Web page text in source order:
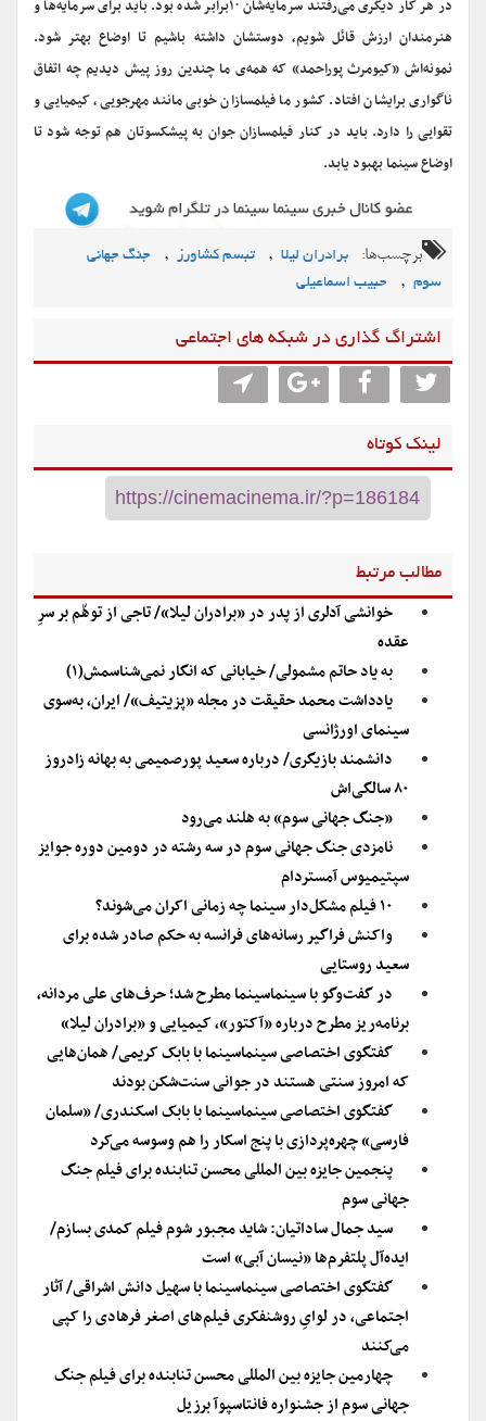
در هر کار دیگری می‌رفتند سرمایه‌شان ۱۰برابر شده بود. باید برای سرمایه‌ها و
هنرمندان ارزش قائل شویم، دوستشان داشته باشیم تا اوضاع بهتر شود.
نمونه‌اش «کیومرث پوراحمد» که همه‌ی ما چندین روز پیش دیدیم چه اتفاق
ناگواری برایشان افتاد. کشور ما فیلمسازان خوبی مانند مهرجویی، کیمیایی و
تقوایی را دارد. باید در کنار فیلمسازان جوان به پیشکسوتان هم توجه شود تا
اوضاع سینما بهبود یابد.
برچسب‌ها: برادران لیلا , تبسم کشاورز ,
جنگ جهانی
سوم , حبیب اسماعیلی
اشتراگ گذاری در شبکه های اجتماعی
لینک کوتاه
مطالب مرتبط
خوانشی آدلری از پدر در «برادران لیلا»/ تاجی از توهّم بر سرِ
عقده
به یاد حاتم مشمولی/ خیابانی که انگار نمی‌شناسمش(۱)
یادداشت محمد حقیقت در مجله «پزیتیف»/ ایران، به‌سوی
سینمای اورژانسی
دانشمند بازیگری/ درباره سعید پورصمیمی به بهانه زادروز
۸۰ سالگی‌اش
«جنگ جهانی سوم» به هلند می‌رود
نامزدی جنگ جهانی سوم در سه رشته در دومین دوره جوایز
سپتیمیوس آمستردام
۱۰ فیلم مشکل‌دار سینما چه زمانی اکران می‌شوند؟
واکنش فراگیر رسانه‌های فرانسه به حکم صادر شده برای
سعید روستایی
در گفت‌وگو با سینماسینما مطرح شد؛ حرف‌های علی مردانه،
برنامه‌ریز مطرح درباره «آکتور»، کیمیایی و «برادران لیلا»
گفتگوی اختصاصی سینماسینما با بابک کریمی/ همان‌هایی
که امروز سنتی هستند در جوانی سنت‌شکن بودند
گفتگوی اختصاصی سینماسینما با بابک اسکندری/ «سلمان
فارسی» چهره‌پردازی با پنج اسکار را هم وسوسه می‌کرد
پنجمین جایزه بین المللی محسن تنابنده برای فیلم جنگ
جهانی سوم
سید جمال ساداتیان: شاید مجبور شوم فیلم کمدی بسازم/
ایده‌آل پلتفرم‌ها «نیسان آبی» است
گفتگوی اختصاصی سینماسینما با سهیل دانش اشراقی/ آثار
اجتماعی، در لوایِ روشنفکری فیلم‌های اصغر فرهادی را کپی
می‌کنند
چهارمین جایزه بین المللی محسن تنابنده برای فیلم جنگ
جهانی سوم از جشنواره فانتاسپوآ برزیل